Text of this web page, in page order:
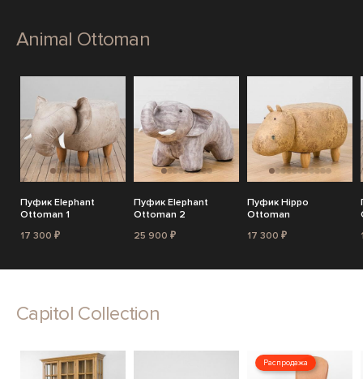
Animal Ottoman
Пуфик Elephant
Ottoman 1
17 300 ₽
Пуфик Elephant
Ottoman 2
25 900 ₽
Пуфик Hippo
Ottoman
17 300 ₽
Capitol Collection
Распродажа